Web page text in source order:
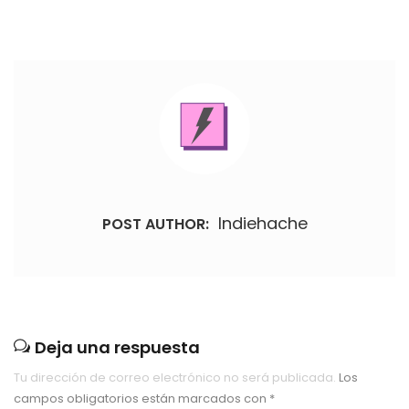
POST AUTHOR: Indiehache
Deja una respuesta
Tu dirección de correo electrónico no será publicada. Los
campos obligatorios están marcados con *